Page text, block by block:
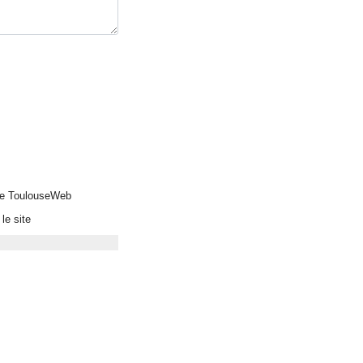
ToulouseWeb
le site